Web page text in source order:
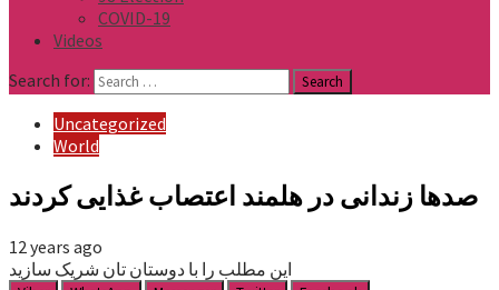
COVID-19
Videos
Search for:
Uncategorized
World
صدها زندانی در هلمند اعتصاب غذایی کردند
12 years ago
این مطلب را با دوستان تان شریک سازید